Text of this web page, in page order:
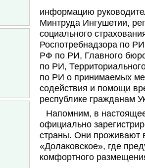
информацию
Минтруда Ингушетии,
социального
Роспотребнадзора по
РФ по РИ, Главного
по РИ,
по РИ о принимаемых
содействия и помощи
республике гражданам
Напомним, в
официально
страны. Они проживают
«Долаковское», где
комфортного